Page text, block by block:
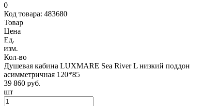
0
Код товара: 483680
Товар
Цена
Ед.
изм.
Кол-во
Душевая кабина LUXMARE Sea River L низкий поддон
асимметричная 120*85
39 860 руб.
шт